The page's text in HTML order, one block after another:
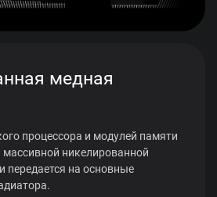
медная
процессора и модулей памяти
массивной никелированной
передается на основные